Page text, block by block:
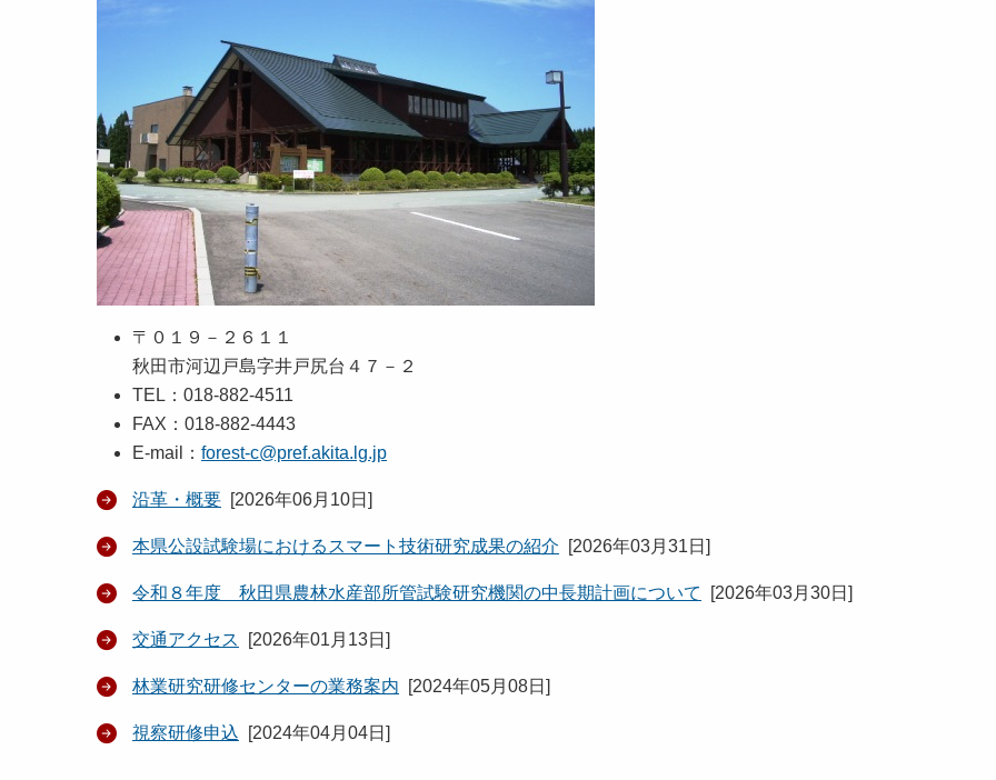
〒０１９－２６１１
秋田市河辺戸島字井戸尻台４７－２
TEL：018-882-4511
FAX：018-882-4443
E-mail： forest-c@pref.akita.lg.jp
沿革・概要 [2026年06月10日 ]
本県公設試験場におけるスマート技術研究成果の紹介 [2026年03月31日 ]
令和８年度 秋田県農林水産部所管試験研究機関の中長期計画について [2026年03月30日 ]
交通アクセス [2026年01月13日 ]
林業研究研修センターの業務案内 [2024年05月08日 ]
視察研修申込 [2024年04月04日 ]